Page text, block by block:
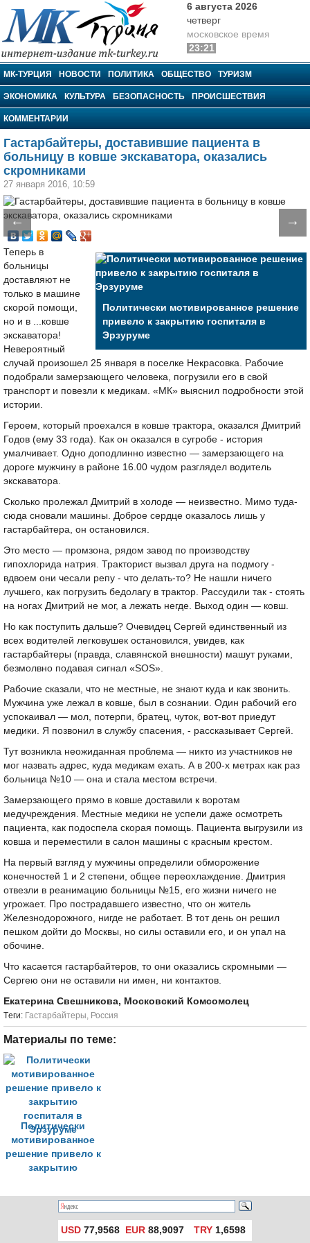
МК-Турция
6 августа 2026
четверг
московское время
23:21
МК-ТУРЦИЯ НОВОСТИ ПОЛИТИКА ОБЩЕСТВО ТУРИЗМ
ЭКОНОМИКА КУЛЬТУРА БЕЗОПАСНОСТЬ ПРОИСШЕСТВИЯ
КОММЕНТАРИИ
Гастарбайтеры, доставившие пациента в
больницу в ковше экскаватора, оказались
скромниками
27 января 2016, 10:59
← →
Политически мотивированное решение
привело к закрытию госпиталя в
Эрзуруме
Теперь в
больницы
доставляют не
только в машине
скорой помощи,
но и в ...ковше
экскаватора!
Невероятный
случай произошел 25 января в поселке Некрасовка. Рабочие
подобрали замерзающего человека, погрузили его в свой
транспорт и повезли к медикам. «МК» выяснил подробности этой
истории.
Героем, который проехался в ковше трактора, оказался Дмитрий
Годов (ему 33 года). Как он оказался в сугробе - история
умалчивает. Одно доподлинно известно — замерзающего на
дороге мужчину в районе 16.00 чудом разглядел водитель
экскаватора.
Сколько пролежал Дмитрий в холоде — неизвестно. Мимо туда-
сюда сновали машины. Доброе сердце оказалось лишь у
гастарбайтера, он остановился.
Это место — промзона, рядом завод по производству
гипохлорида натрия. Тракторист вызвал друга на подмогу -
вдвоем они чесали репу - что делать-то? Не нашли ничего
лучшего, как погрузить бедолагу в трактор. Рассудили так - стоять
на ногах Дмитрий не мог, а лежать негде. Выход один — ковш.
Но как поступить дальше? Очевидец Сергей единственный из
всех водителей легковушек остановился, увидев, как
гастарбайтеры (правда, славянской внешности) машут руками,
безмолвно подавая сигнал «SOS».
Рабочие сказали, что не местные, не знают куда и как звонить.
Мужчина уже лежал в ковше, был в сознании. Один рабочий его
успокаивал — мол, потерпи, братец, чуток, вот-вот приедут
медики. Я позвонил в службу спасения, - рассказывает Сергей.
Тут возникла неожиданная проблема — никто из участников не
мог назвать адрес, куда медикам ехать. А в 200-х метрах как раз
больница №10 — она и стала местом встречи.
Замерзающего прямо в ковше доставили к воротам
медучреждения. Местные медики не успели даже осмотреть
пациента, как подоспела скорая помощь. Пациента выгрузили из
ковша и переместили в салон машины с красным крестом.
На первый взгляд у мужчины определили обморожение
конечностей 1 и 2 степени, общее переохлаждение. Дмитрия
отвезли в реанимацию больницы №15, его жизни ничего не
угрожает. Про пострадавшего известно, что он житель
Железнодорожного, нигде не работает. В тот день он решил
пешком дойти до Москвы, но силы оставили его, и он упал на
обочине.
Что касается гастарбайтеров, то они оказались скромными —
Сергею они не оставили ни имен, ни контактов.
Екатерина Свешникова, Московский Комсомолец
Tеги: Гастарбайтеры, Россия
Материалы по теме:
Политически
мотивированное
решение привело к
закрытию
Эрзуруме
USD 77,9568 EUR 88,9097 TRY1,6598